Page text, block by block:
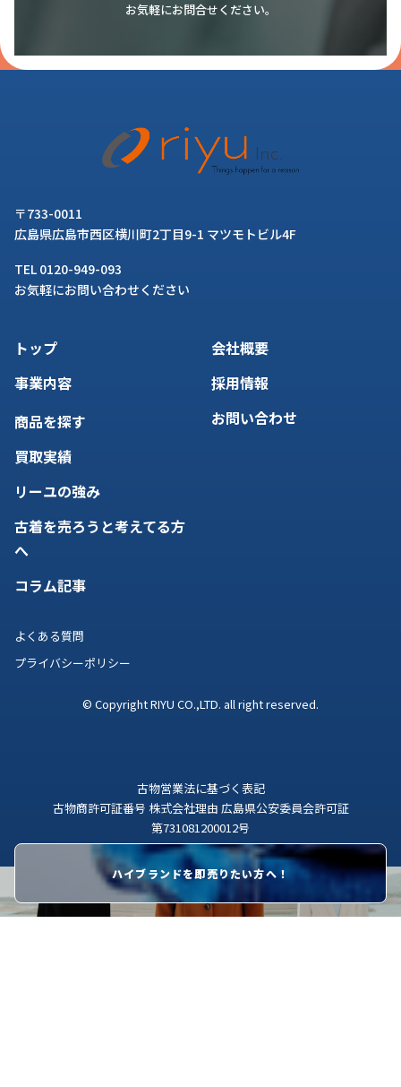
お気軽にお問合せください。
ハイブランドを即売りたい方へ！
〒733-0011
広島県広島市西区横川町2丁目9-1 マツモトビル4F
TEL 0120-949-093
お気軽にお問い合わせください
トップ
事業内容
商品を探す
買取実績
リーユの強み
古着を売ろうと考えてる方
へ
コラム記事
会社概要
採用情報
お問い合わせ
よくある質問
プライバシーポリシー
© Copyright RIYU CO.,LTD. all right reserved.
古物営業法に基づく表記
古物商許可証番号 株式会社理由 広島県公安委員会許可証
第731081200012号